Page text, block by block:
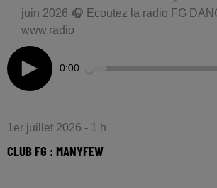
juin 2026 🎧 Ecoutez la radio FG
www.radio
0:00
1er juillet 2026 - 1 h
CLUB FG : MANYFEW